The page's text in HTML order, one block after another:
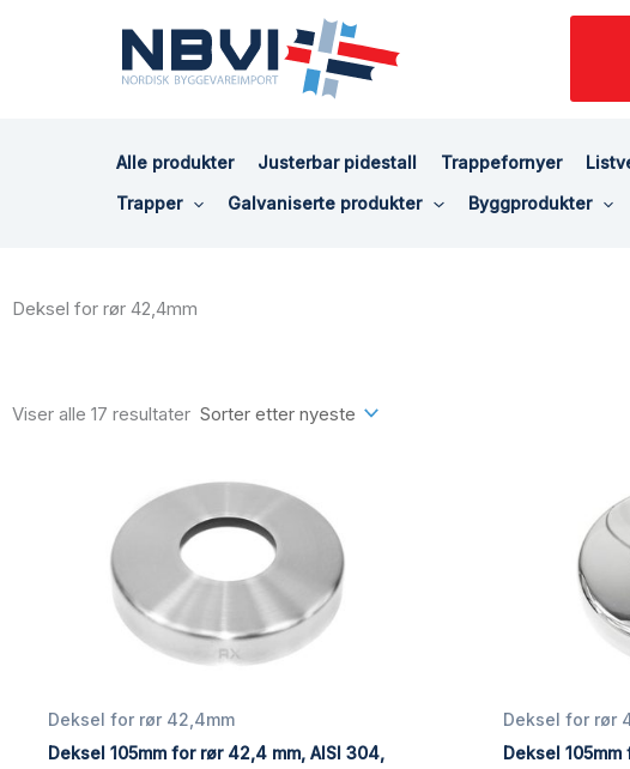
Alle produkter Justerbar pidestall Trappefornyer
Trapper
Galvaniserte produkter Byggprodukter
Deksel for rør 42,4mm
Viser alle 17 resultater
Deksel for rør 42,4mm
Deksel 105mm for rør 42,4 mm, AISI 304,
Deksel for rør
Deksel